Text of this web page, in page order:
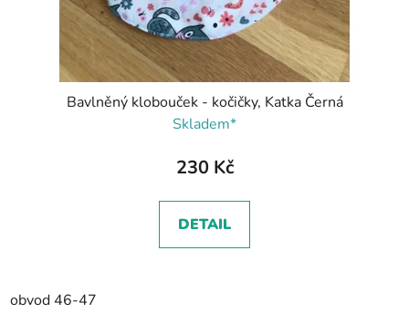
Bavlněný klobouček - kočičky, Katka Černá
Skladem*
230 Kč
DETAIL
obvod 46-47